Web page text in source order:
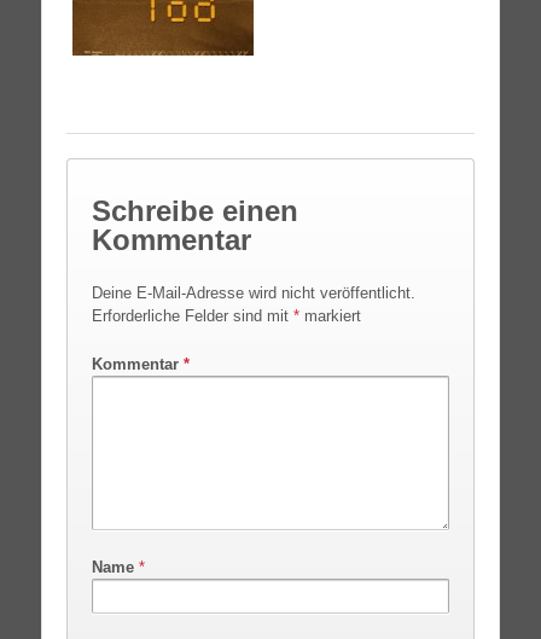
Schreibe einen
Kommentar
Deine E-Mail-Adresse wird nicht veröffentlicht.
Erforderliche Felder sind mit *markiert
Kommentar *
Name *